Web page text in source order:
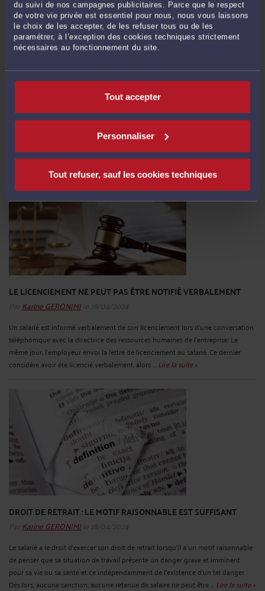
du suivi de nos campagnes publicitaires. Parce que le respect
de votre vie privée est essentiel pour nous, nous vous laissons
le choix de les accepter, de les refuser tous ou de les
paramétrer, à l’exception des cookies techniques strictement
nécessaires au fonctionnement du site.
Tout accepter
Personnaliser
Tout refuser, sauf les cookies techniques
CLAUSE DE NON CONCURRENCE
ParKarine GERONIMIle 18/04/2024
obligations, s'applique du seul fait de cette inexécution, sans que le créancier de
l'obligation n'ait à rapporter la preuve de son préjudice. Une Cour d’appel, après
LE LICENCIEMENT NE PEUT PAS ÊTRE NOTIFIÉ VERBALEMENT
Par Karine GERONIMI le 18/04/2024
Un salarié est informé verbalement de son licenciement lors d'une conversation
téléphonique avec la directrice des ressources humaines de l'entreprise. Le
même jour, l’employeur envoi la lettre de licenciement au salarié. Ce dernier
considère avoir été licencié verbalement, alors ... Lire la suite >
DROIT DE RETRAIT : LE MOTIF RAISONNABLE EST SUFFISANT
Par Karine GERONIMI le 18/04/2024
Le salarié a le droit d'exercer son droit de retrait lorsqu'il a un motif raisonnable
de penser que sa situation de travail présente un danger grave et imminent
pour sa vie ou sa santé et ce indépendamment de l’existence d’un tel danger.
Dès lors, aucune sanction, aucune retenue de salaire ne peut être ... Lire la suite >